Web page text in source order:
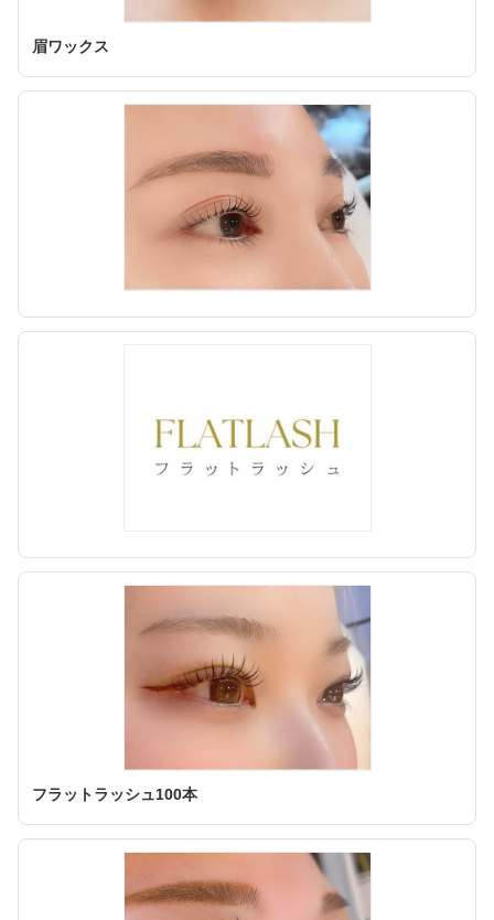
眉ワックス
フラットラッシュ100本